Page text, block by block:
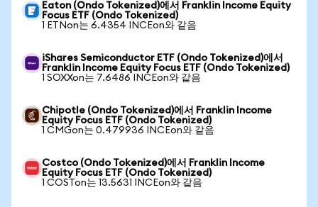
Eaton (Ondo Tokenized)에서 Franklin Income Equity
Focus ETF (Ondo Tokenized)
1 ETNon는 6.4354 INCEon와 같음
iShares Semiconductor ETF (Ondo Tokenized)에서
Franklin Income Equity Focus ETF (Ondo Tokenized)
1 SOXXon는 7.6486 INCEon와 같음
Chipotle (Ondo Tokenized)에서 Franklin Income
Equity Focus ETF (Ondo Tokenized)
1 CMGon는 0.479936 INCEon와 같음
Costco (Ondo Tokenized)에서 Franklin Income
Equity Focus ETF (Ondo Tokenized)
1 COSTon는 13.5631 INCEon와 같음